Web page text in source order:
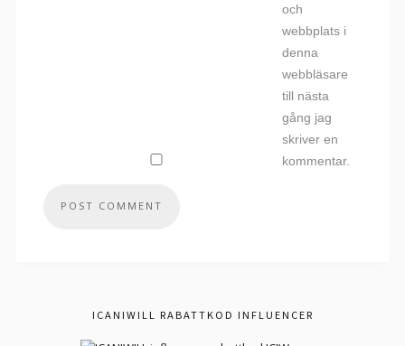
och
webbplats i
denna
webbläsare
till nästa
gång jag
skriver en
kommentar.
ICANIWILL RABATTKOD INFLUENCER